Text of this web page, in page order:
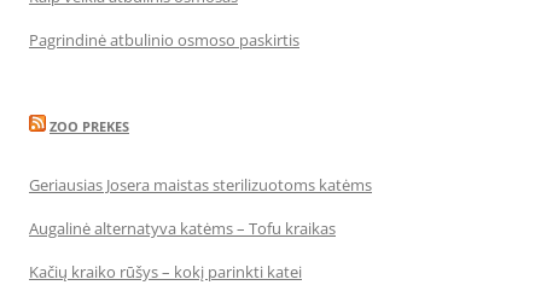
Pagrindinė atbulinio osmoso paskirtis
ZOO PREKES
Geriausias Josera maistas sterilizuotoms katėms
Augalinė alternatyva katėms – Tofu kraikas
Kačių kraiko rūšys – kokį parinkti katei